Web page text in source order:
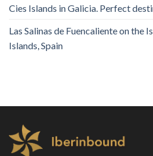
Cies Islands in Galicia. Perfect
Las Salinas de Fuencaliente on the
Islands, Spain